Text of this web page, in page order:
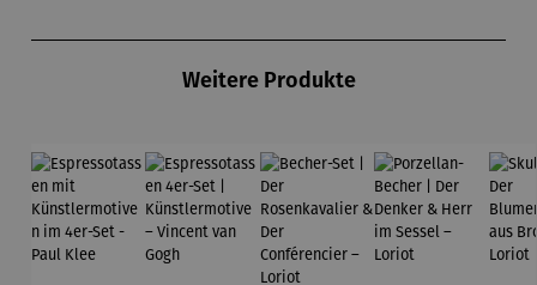
Weitere Produkte